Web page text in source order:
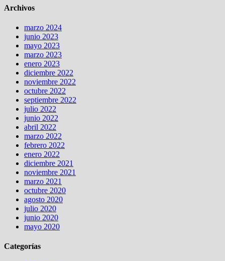
Archivos
marzo 2024
junio 2023
mayo 2023
marzo 2023
enero 2023
diciembre 2022
noviembre 2022
octubre 2022
septiembre 2022
julio 2022
junio 2022
abril 2022
marzo 2022
febrero 2022
enero 2022
diciembre 2021
noviembre 2021
marzo 2021
octubre 2020
agosto 2020
julio 2020
junio 2020
mayo 2020
Categorías